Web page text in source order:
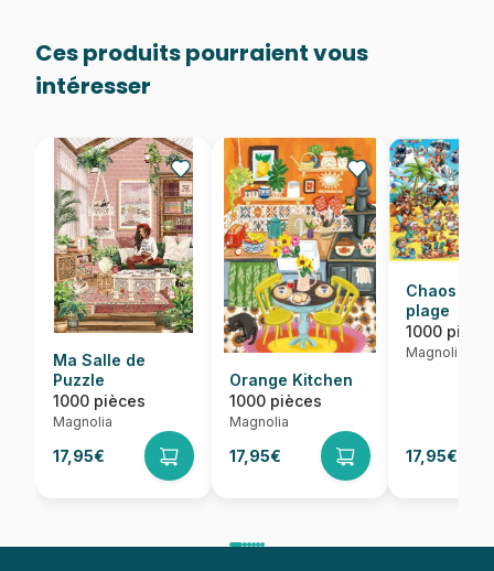
Ces produits pourraient vous
intéresser
Ma Salle de
Puzzle
1000 pièces
Magnolia
17,95€
Orange Kitchen
1000 pièces
Magnolia
17,95€
Chaos sur
plage
1000
Magnolia
17,95€